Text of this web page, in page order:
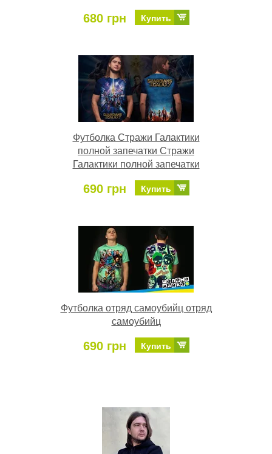
680 грн Купить
Футболка Стражи Галактики
полной запечатки Стражи
Галактики полной запечатки
690 грн Купить
Футболка отряд самоубийц отряд
самоубийц
690 грн Купить